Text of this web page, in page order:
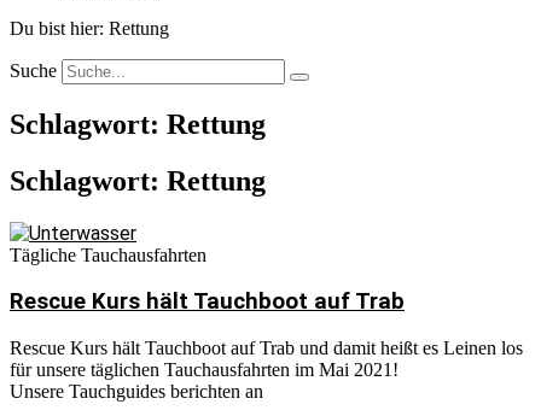
Du bist hier: Rettung
Suche
Schlagwort: Rettung
Schlagwort: Rettung
Tägliche Tauchausfahrten
Rescue Kurs hält Tauchboot auf Trab
Rescue Kurs hält Tauchboot auf Trab und damit heißt es Leinen los
für unsere täglichen Tauchausfahrten im Mai 2021!
Unsere Tauchguides berichten an